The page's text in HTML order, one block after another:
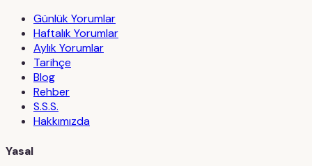
Günlük Yorumlar
Haftalık Yorumlar
Aylık Yorumlar
Tarihçe
Blog
Rehber
S.S.S.
Hakkımızda
Yasal